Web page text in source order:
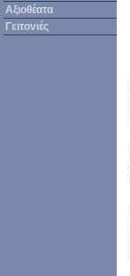
Αξιοθέατα
Γειτονιές